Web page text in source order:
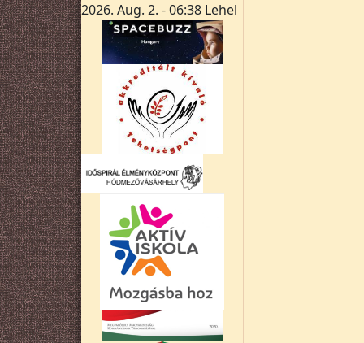
2026. Aug. 2. - 06:38 Lehel